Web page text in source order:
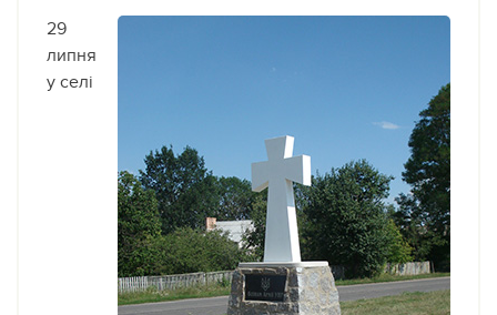
29
липня
у селі